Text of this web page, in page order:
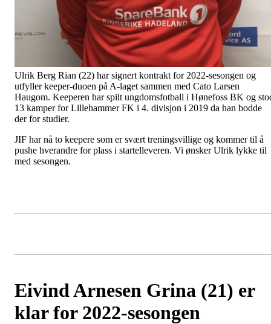
Ulrik Berg Rian (22) har signert kontrakt for 2022-sesongen og
utfyller keeper-duoen på A-laget sammen med Cato Larsen
Haugom. Keeperen har spilt ungdomsfotball i Hønefoss BK og
13 kamper for Lillehammer FK i 4. divisjon i 2019 da han bodde
der for studier.
JIF har nå to keepere som er svært treningsvillige og kommer til å
pushe hverandre for plass i startelleveren. Vi ønsker Ulrik lykke til
med sesongen.
Eivind Arnesen Grina (21) er
klar for 2022-sesongen